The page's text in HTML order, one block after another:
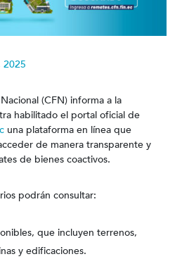
2025
(CFN) informa a la
habilitado el portal oficial de
una plataforma en línea que
de manera transparente y
de bienes coactivos.
podrán consultar:
que incluyen terrenos,
y edificaciones.